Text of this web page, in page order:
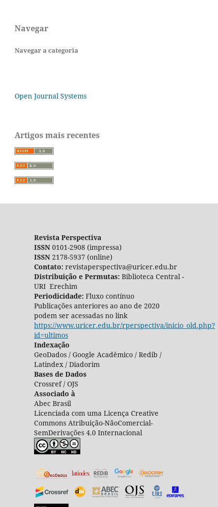
Navegar
Navegar a categoria
Open Journal Systems
Artigos mais recentes
Revista Perspectiva
ISSN0101-2908 (impressa)
ISSN2178-5937 (online)
Contato:revistaperspectiva@uricer.edu.br
Distribuição e Permutas: Biblioteca Central -
URI Erechim
Periodicidade: Fluxo contínuo
Publicações anteriores ao ano de 2020
podem ser acessadas no link
https://www.uricer.edu.br/rperspectiva/inicio_old.php?
id=ultimos
Indexação
GeoDados / Google Acadêmico / Redib /
Latindex / Diadorim
Bases de Dados
Crossref / OJS
Associado à
Abec Brasil
Licenciada com uma Licença Creative
Commons Atribuição-NãoComercial-
SemDerivações 4.0 Internacional